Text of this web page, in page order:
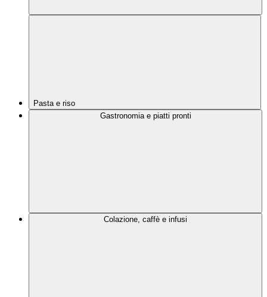
Pasta e riso
Gastronomia e piatti pronti
Colazione, caffè e infusi